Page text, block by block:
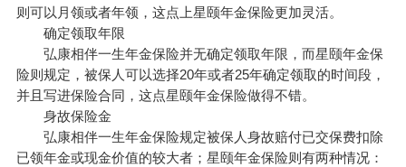
则可以月领或者年领，这点上星颐年金保险更加灵活。
确定领取年限
弘康相伴一生年金保险并无确定领取年限，而星颐年金保
险则规定，被保人可以选择20年或者25年确定领取的时间段，
并且写进保险合同，这点星颐年金保险做得不错。
身故保险金
弘康相伴一生年金保险规定被保人身故赔付已交保费扣除
已领年金或现金价值的较大者；星颐年金保险则有两种情况：